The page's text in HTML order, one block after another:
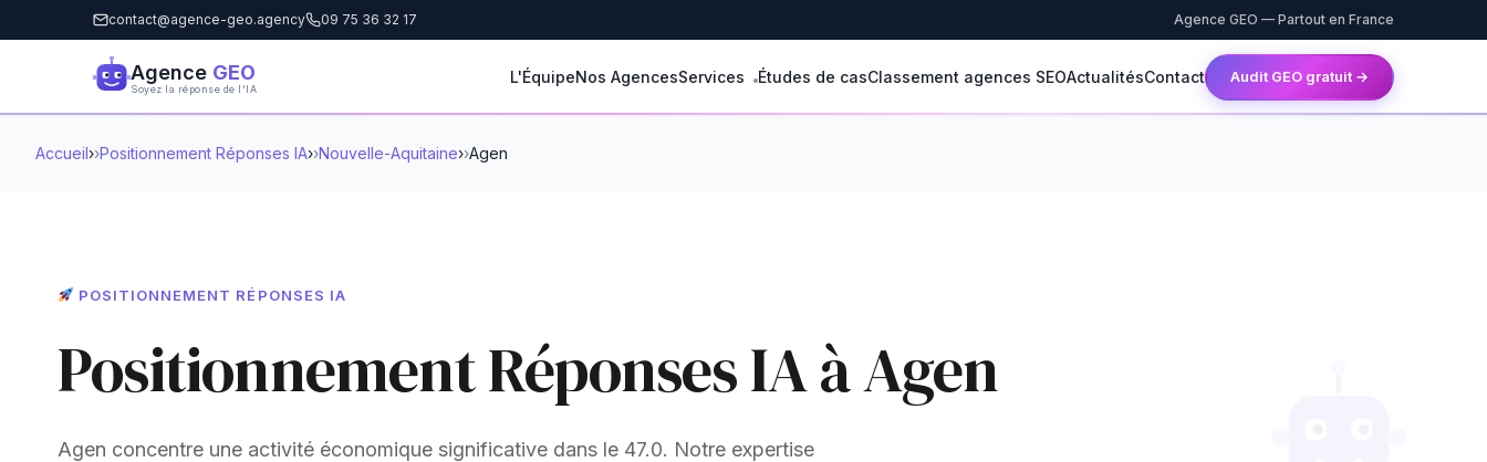
contact@agence-geo.agency 09 75 36 32 17 Agence GEO — Partout en France
Agence GEO
Soyez la réponse de l'IA
L'ÉquipeNos AgencesServices Études de casClassement agences SEOActualitésContact Audit GEO gratuit →
Accueil› Positionnement Réponses IA› Nouvelle-Aquitaine› Agen
POSITIONNEMENT RÉPONSES IA
Positionnement Réponses IA à Agen
Agen concentre une activité économique significative dans le 47.0. Notre expertise